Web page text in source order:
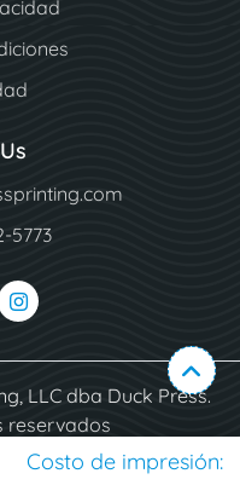
Costo de impresión:
5773
LLC dba Duck Press.
reservados